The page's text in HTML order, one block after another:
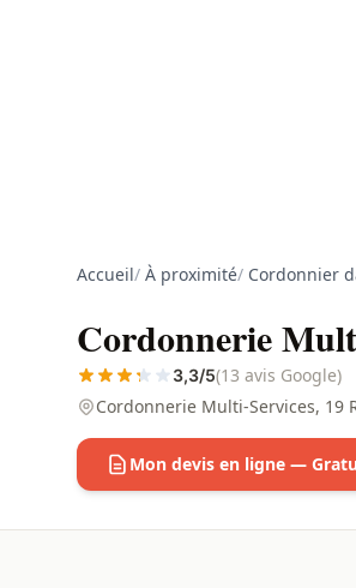
Accueil/ À proximité/ Cordonnier
Cordonnerie
3,3/5(13 avis Google)
Cordonnerie Multi-Services, 19
Mon devis en ligne —